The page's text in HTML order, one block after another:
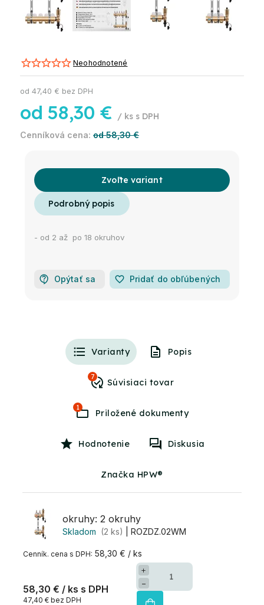
Neohodnotené
od 58,30 €
od 58,30 € / ks
od 47,40 € bez DPH
Zvoľte variant
- od 2 až po 18 okruhov
Opýtať sa favorite_border Pridať do obľúbených
Varianty Popis
7
1
Hodnotenie Diskusia
Značka HPW®
okruhy: 2 okruhy
Skladom (2 ks) | ROZDZ.02WM
58,30 € / ks
58,30 € / ks
47,40 € bez DPH
+
−